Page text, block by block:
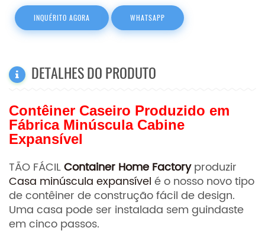
INQUÉRITO AGORA WHATSAPP
DETALHES DO PRODUTO
Contêiner Caseiro Produzido em
Fábrica Minúscula Cabine
Expansível
TÃO FÁCILContainer Home Factoryproduzir
Casa minúscula expansível é o nosso novo tipo
de contêiner de construção fácil de design.
Uma casa pode ser instalada sem guindaste
em cinco passos.